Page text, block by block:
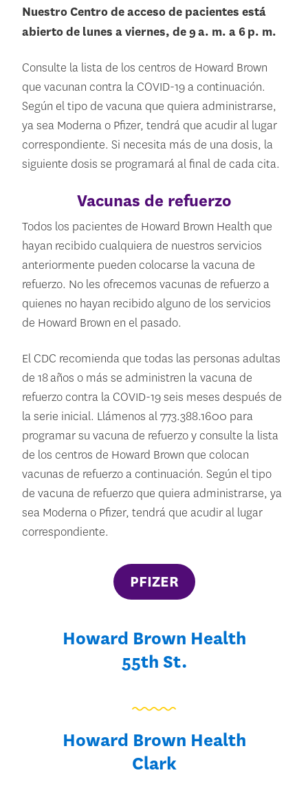
Nuestro Centro de acceso de pacientes está
abierto de lunes a viernes, de 9 a. m. a 6 p. m.
Consulte la lista de los centros de Howard Brown
que vacunan contra la COVID-19 a continuación.
Según el tipo de vacuna que quiera administrarse,
ya sea Moderna o Pfizer, tendrá que acudir al lugar
correspondiente. Si necesita más de una dosis, la
siguiente dosis se programará al final de cada cita.
Vacunas de refuerzo
Todos los pacientes de Howard Brown Health que
hayan recibido cualquiera de nuestros servicios
anteriormente pueden colocarse la vacuna de
refuerzo. No les ofrecemos vacunas de refuerzo a
quienes no hayan recibido alguno de los servicios
de Howard Brown en el pasado.
El CDC recomienda que todas las personas adultas
de 18 años o más se administren la vacuna de
refuerzo contra la COVID-19 seis meses después de
la serie inicial. Llámenos al 773.388.1600 para
programar su vacuna de refuerzo y consulte la lista
de los centros de Howard Brown que colocan
vacunas de refuerzo a continuación. Según el tipo
de vacuna de refuerzo que quiera administrarse, ya
sea Moderna o Pfizer, tendrá que acudir al lugar
correspondiente.
PFIZER
Howard Brown Health
55th St.
Howard Brown Health
Clark